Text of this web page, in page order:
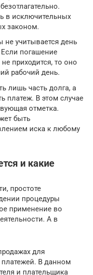
в исключительных
законом.
не учитывается день
погашение
приходится, то оно
рабочий день.
лишь часть долга, а
платеж. В этом случае
отметка.
быть
иска к любому
и какие
простоте
процедуры
применение во
А в
для
платежей. В данном
и плательщика